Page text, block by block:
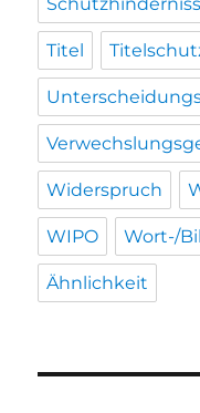
Titel
Widerspruch
WIPO Wort-/
Ähnlichkeit